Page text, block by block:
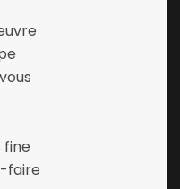
fine
faire